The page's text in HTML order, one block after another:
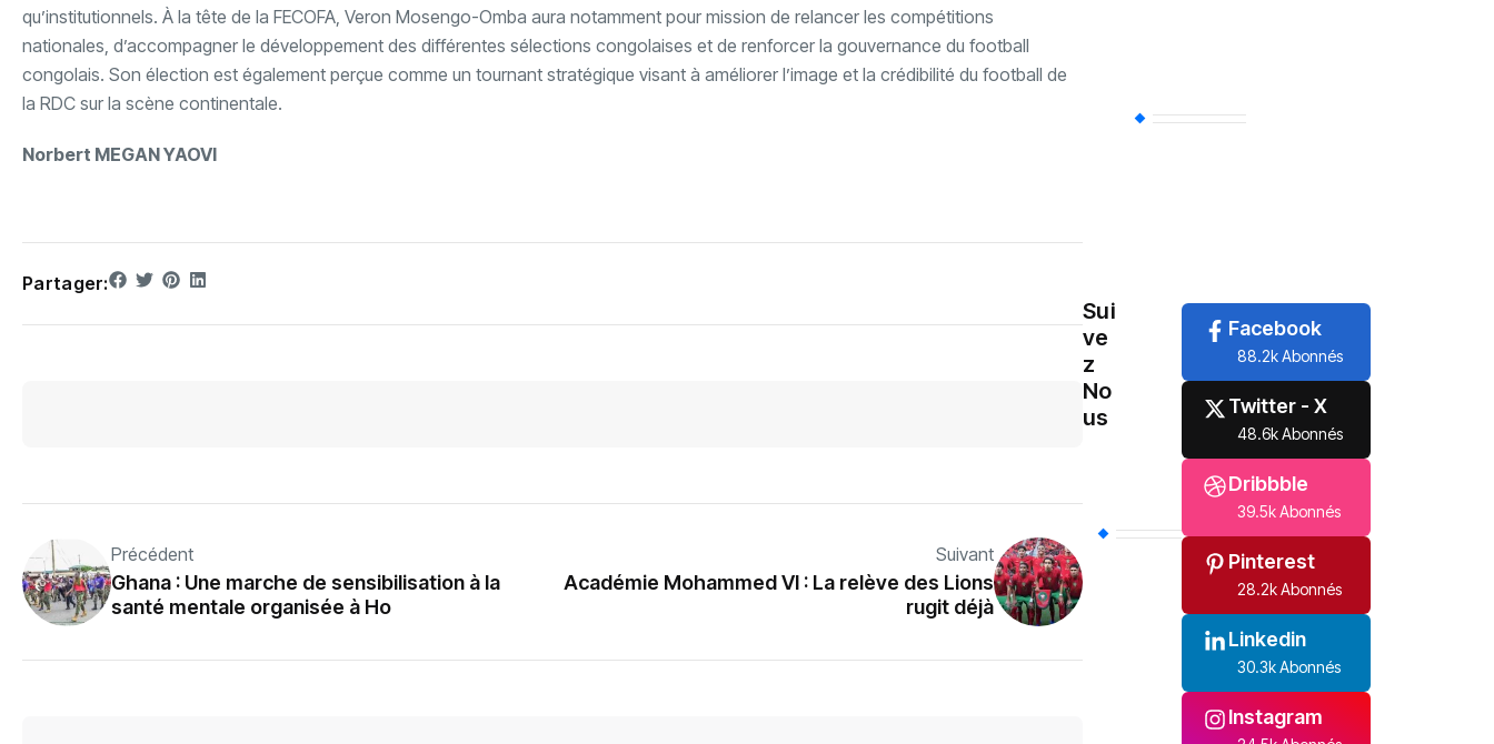
qu’institutionnels. ‎À la tête de la FECOFA, Veron Mosengo-Omba aura notamment pour mission de relancer les compétitions
nationales, d’accompagner le développement des différentes sélections congolaises et de renforcer la gouvernance du football
congolais. ‎Son élection est également perçue comme un tournant stratégique visant à améliorer l’image et la crédibilité du football de
la RDC sur la scène continentale.
Norbert MEGAN YAOVI
Partager:
Précédent
‎Ghana : Une marche de sensibilisation à la
santé mentale organisée à Ho
Suivant
Académie Mohammed VI : La relève des Lions
rugit déjà
Sui
ve
z
No
us
Facebook
88.2k Abonnés
Twitter - X
48.6k Abonnés
Dribbble
39.5k Abonnés
Pinterest
28.2k Abonnés
Linkedin
30.3k Abonnés
Instagram